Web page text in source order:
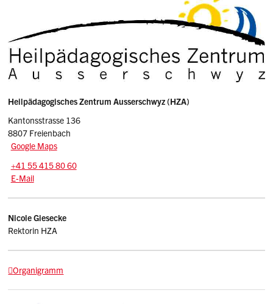
Sidebar
Adresse
Heilpädagogisches Zentrum Ausserschwyz (HZA)
Kantonsstrasse 136
8807 Freienbach
Google Maps
Tel.:
+41 55 415 80 60
E-Mail: sekretariat
E-Mail
NicoleGiesecke
Rektorin HZA
Organigramm